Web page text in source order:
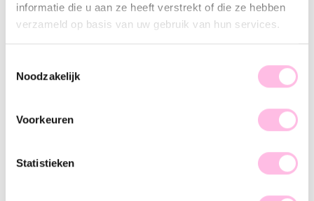
informatie die u aan ze heeft verstrekt of die ze hebben
verzameld op basis van uw gebruik van hun services.
Noodzakelijk
Voorkeuren
Statistieken
Omschrijving Kenmerk SKU
Met deze basic oorringen zijn de mogelijkheden eindeloos.
juist met statement oorbellen. The choice is yours!